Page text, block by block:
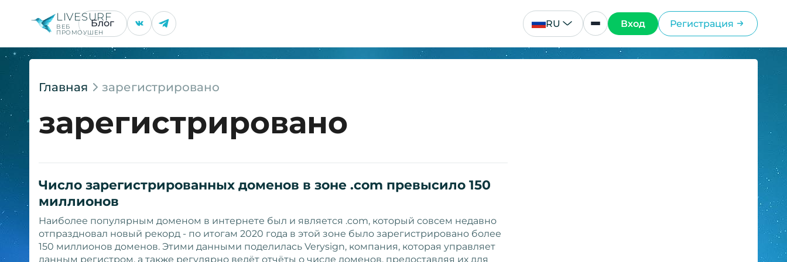
LIVESURF
ВЕБ
ПРОМОУШЕН
Блог RU Вход Регистрация
Главная зарегистрировано
зарегистрировано
Число зарегистрированных доменов в зоне .com превысило 150
миллионов
Наиболее популярным доменом в интернете был и является .com, который совсем недавно
отпраздновал новый рекорд - по итогам 2020 года в этой зоне было зарегистрировано более
150 миллионов доменов. Этими данными поделилась Verysign, компания, которая управляет
данным регистром, а также регулярно ведёт отчёты о числе доменов, предоставляя их для